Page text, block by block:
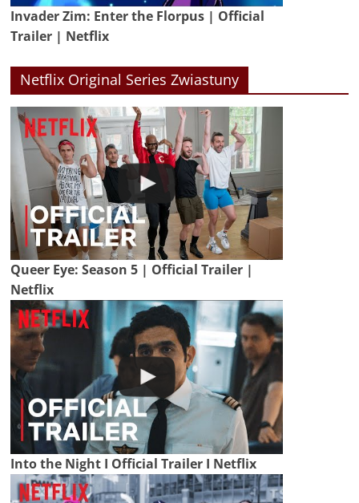
Invader Zim: Enter the Florpus | Official
Trailer | Netflix
Netflix Original Series Zwiastuny
Queer Eye: Season 5 | Official Trailer |
Netflix
Into the Night I Official Trailer I Netflix